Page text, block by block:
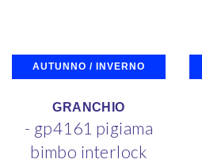
AUTUNNO / INVERNO
GRANCHIO
- gp4161 pigiama
bimbo interlock